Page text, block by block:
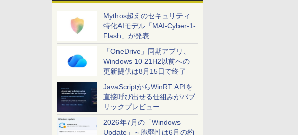
Mythos超えのセキュリティ
特化AIモデル「MAI-Cyber-1-
Flash」が発表
「OneDrive」同期アプリ、
Windows 10 21H2以前への
更新提供は8月15日で終了
JavaScriptからWinRT APIを
直接呼び出せる仕組みがパブ
リックプレビュー
2026年7月の「Windows
Update」～脆弱性は6月の約